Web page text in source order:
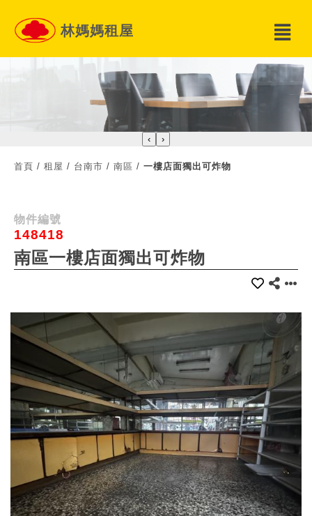
林媽媽租屋
‹ ›
首頁 / 租屋 / 台南市 / 南區 / 一樓店面獨出可炸物
物件編號
148418
南區一樓店面獨出可炸物